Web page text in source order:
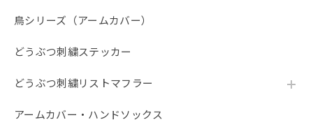
鳥シリーズ（アームカバー）
どうぶつ刺繍ステッカー
どうぶつ刺繍リストマフラー
アームカバー・ハンドソックス
おり 発売されるのを楽しみにしています。
レちゃんと同じ柄をお選びいただき、サラッと
した使い心地も気に入っていただけて大変嬉し
るようで何よりです。 また、追加でのご購入を